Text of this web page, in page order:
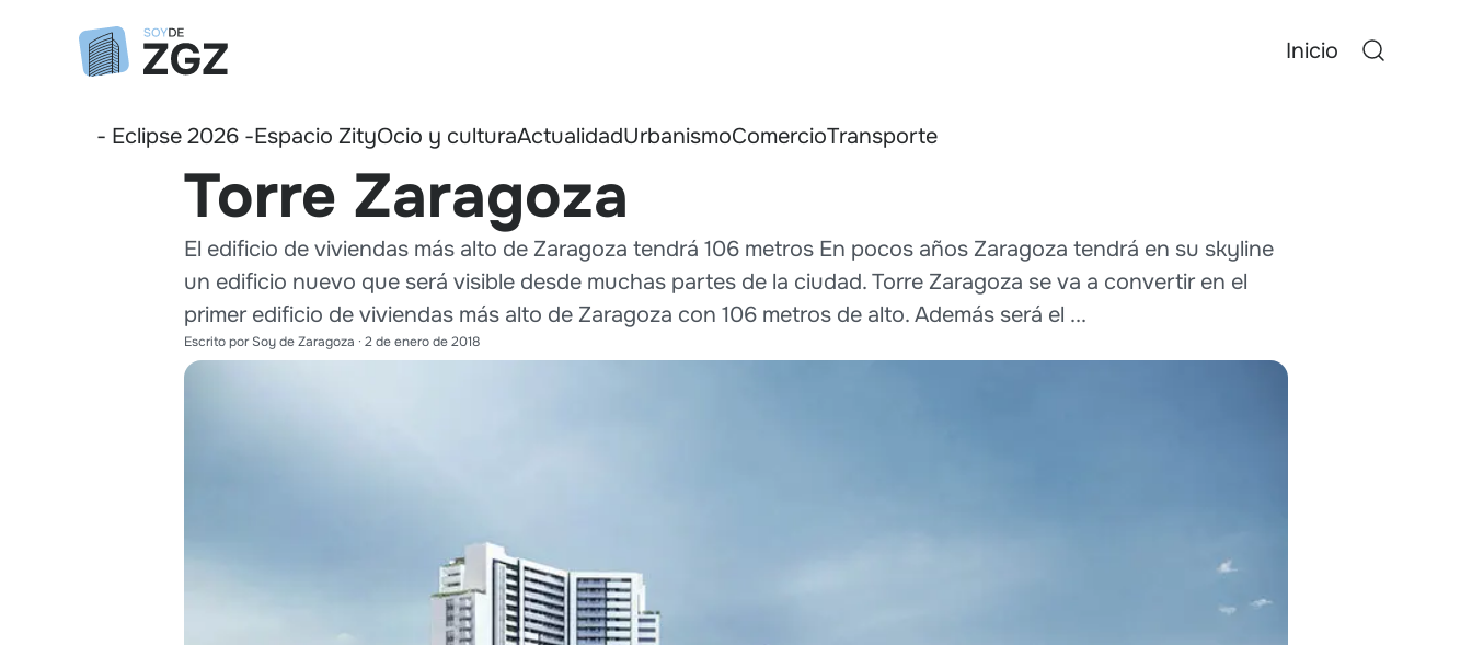
Inicio
- Eclipse 2026 -Espacio ZityOcio y culturaActualidadUrbanismoComercioTransporte
Torre Zaragoza
El edificio de viviendas más alto de Zaragoza tendrá 106 metros En pocos años Zaragoza tendrá en su skyline
un edificio nuevo que será visible desde muchas partes de la ciudad. Torre Zaragoza se va a convertir en el
primer edificio de viviendas más alto de Zaragoza con 106 metros de alto. Además será el ...
Escrito porSoy de Zaragoza · 2 de enero de 2018